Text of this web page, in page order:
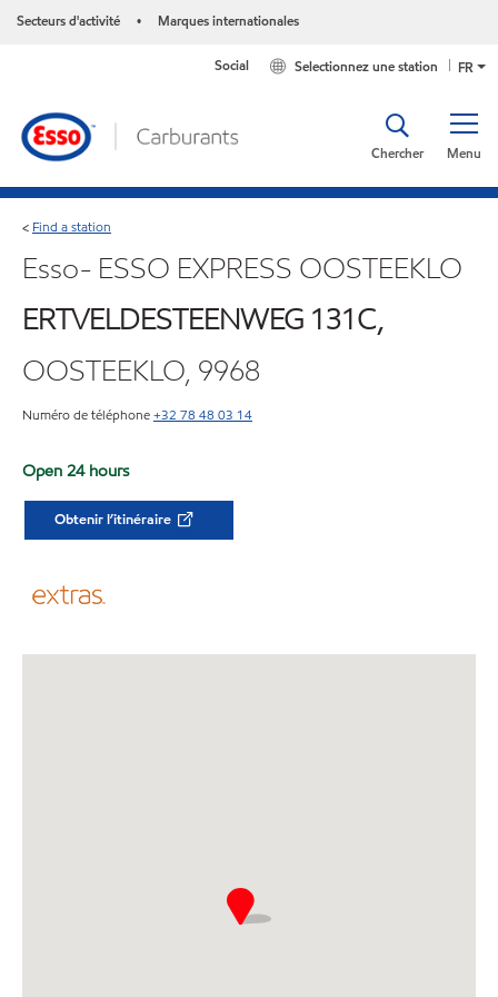
Secteurs d'activité • Marques internationales
FR
Selectionnez une station
Social
Menu
Chercher
< Find a station
Esso- ESSO EXPRESS OOSTEEKLO
ERTVELDESTEENWEG 131C,
OOSTEEKLO, 9968
Numéro de téléphone+32 78 48 03 14
Open 24 hours
Obtenir l’itinéraire